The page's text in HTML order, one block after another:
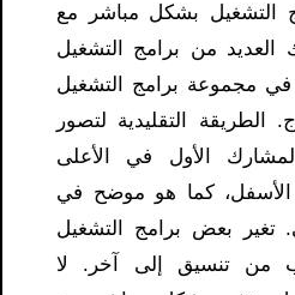
التشغيل بشكل مباشر مع
العديد من برامج التشغيل
مجموعة برامج التشغيل
التقليدية لتصور
الأول في الأعلى
الأسفل، كما هو موضح في
تغير بعض برامج التشغيل
من تنسيق إلى آخر. لا